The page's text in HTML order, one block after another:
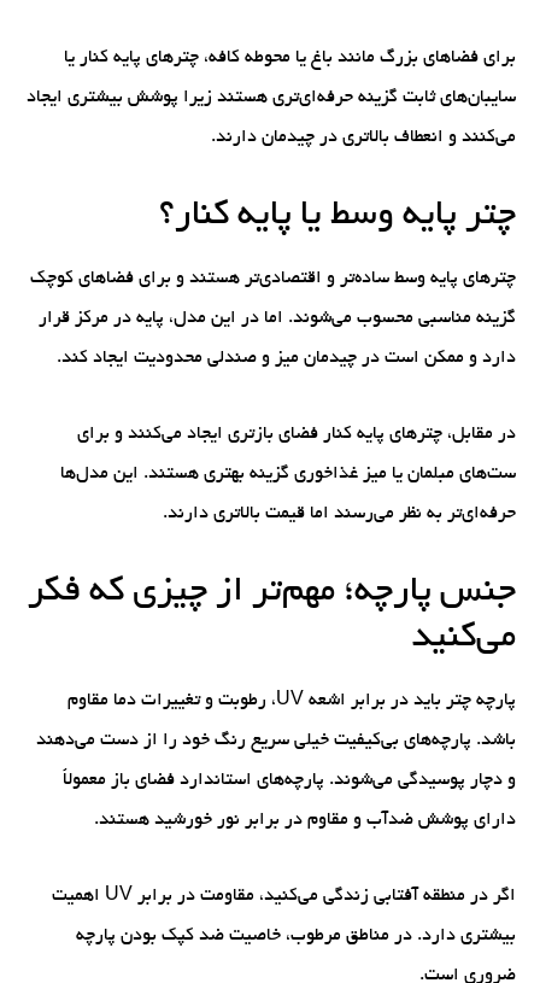
برای فضاهای بزرگ مانند باغ یا محوطه کافه، چترهای پایه کنار یا
سایبان‌های ثابت گزینه حرفه‌ای‌تری هستند زیرا پوشش بیشتری ایجاد
می‌کنند و انعطاف بالاتری در چیدمان دارند.
چتر پایه وسط یا پایه کنار؟
چترهای پایه وسط ساده‌تر و اقتصادی‌تر هستند و برای فضاهای کوچک
گزینه مناسبی محسوب می‌شوند. اما در این مدل، پایه در مرکز قرار
دارد و ممکن است در چیدمان میز و صندلی محدودیت ایجاد کند.
در مقابل، چترهای پایه کنار فضای بازتری ایجاد می‌کنند و برای
ست‌های مبلمان یا میز غذاخوری گزینه بهتری هستند. این مدل‌ها
حرفه‌ای‌تر به نظر می‌رسند اما قیمت بالاتری دارند.
جنس پارچه؛ مهم‌تر از چیزی که فکر
می‌کنید
پارچه چتر باید در برابر اشعه UV، رطوبت و تغییرات دما مقاوم
باشد. پارچه‌های بی‌کیفیت خیلی سریع رنگ خود را از دست می‌دهند
و دچار پوسیدگی می‌شوند. پارچه‌های استاندارد فضای باز معمولاً
دارای پوشش ضدآب و مقاوم در برابر نور خورشید هستند.
اگر در منطقه آفتابی زندگی می‌کنید، مقاومت در برابر UV اهمیت
بیشتری دارد. در مناطق مرطوب، خاصیت ضد کپک بودن پارچه
ضروری است.